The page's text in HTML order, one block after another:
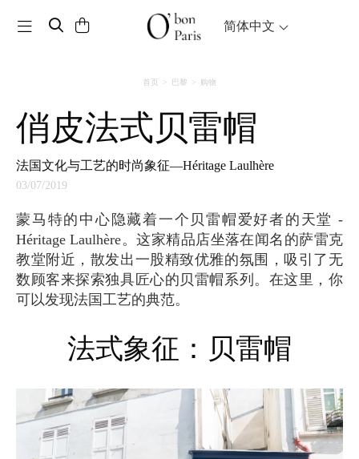
Toggle navigation 简体中文
首页 巴黎 购物
俏皮法式贝雷帽
法国文化与工艺的时尚象征—Héritage Laulhère
03/07/2019
蒙马特的中心隐藏着一个贝雷帽爱好者的天堂 -
Héritage Laulhère。这家精品店坐落在闻名的萨雷克
教堂附近，散发出一股精致优雅的氛围，吸引了无
数顾客来探索独具匠心的贝雷帽系列。在这里，你
可以发现法国工艺的典范。
法式象征：贝雷帽